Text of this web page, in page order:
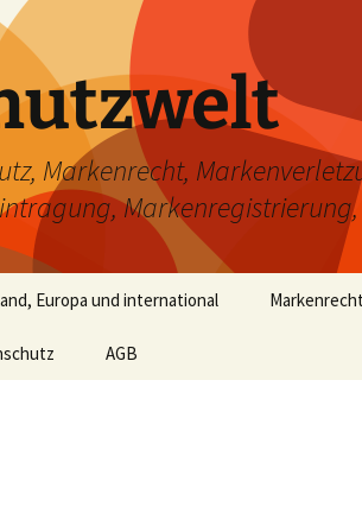
Markenrecht,
Europa und international
AGB